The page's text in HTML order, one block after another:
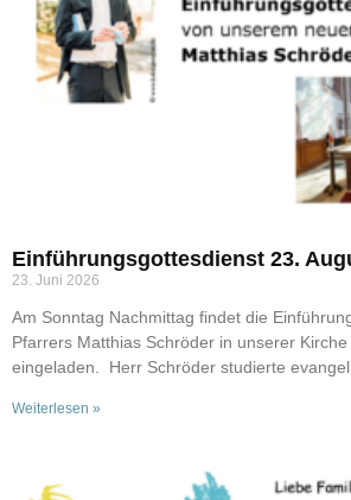
Einführungsgottesdienst 23.
23. Juni 2026
Am Sonntag Nachmittag findet die
Pfarrers Matthias Schröder in unserer
eingeladen. Herr Schröder studierte
Weiterlesen »